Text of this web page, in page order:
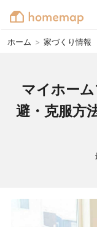
ホーム > 家づくり情報
マイホー
避・克服方